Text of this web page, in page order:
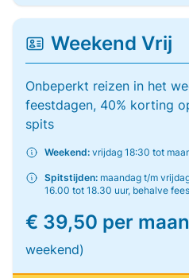
Weekend Vrij
Onbeperkt reizen in het
feestdagen, 40% korting
spits
Weekend: vrijdag 18:30 tot
Spitstijden: maandag t/m
16.00 tot 18.30 uur, behalve
€ 39,50 per
weekend)